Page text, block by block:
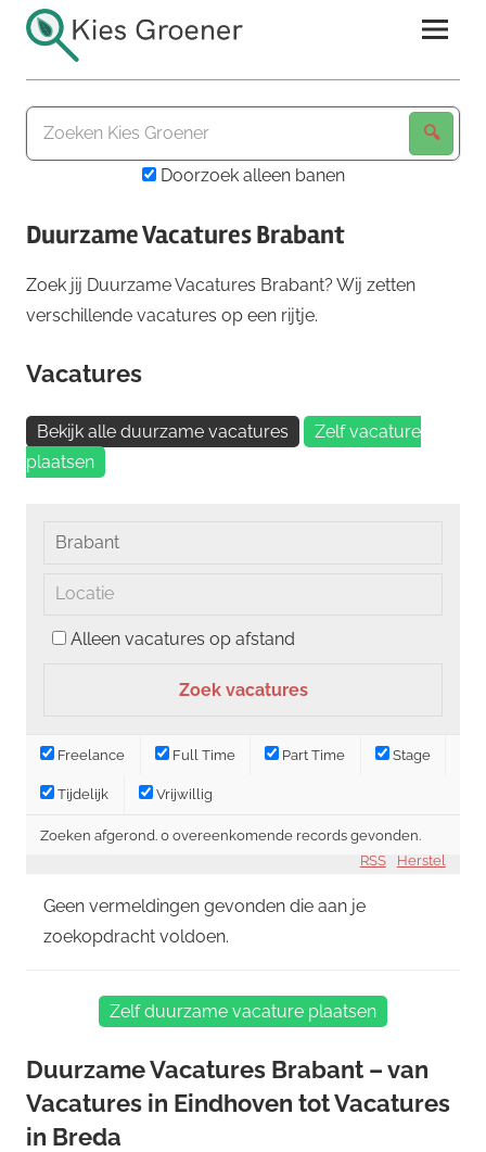
naar
inhoudKies
GroenerDoorzoek alleen banen
Duurzame Vacatures Brabant
Zoek jij Duurzame Vacatures Brabant? Wij zetten
verschillende vacatures op een rijtje.
Vacatures
Bekijk alle duurzame vacatures
Zelf vacature
plaatsen
Alleen vacatures op afstand
Freelance Full Time Part Time Stage
Tijdelijk Vrijwillig
Zoeken afgerond. 0 overeenkomende records gevonden.
Herstel
RSS
Geen vermeldingen gevonden die aan je
zoekopdracht voldoen.
Zelf duurzame vacature plaatsen
Duurzame Vacatures Brabant – van
Vacatures in Eindhoven tot Vacatures
in Breda